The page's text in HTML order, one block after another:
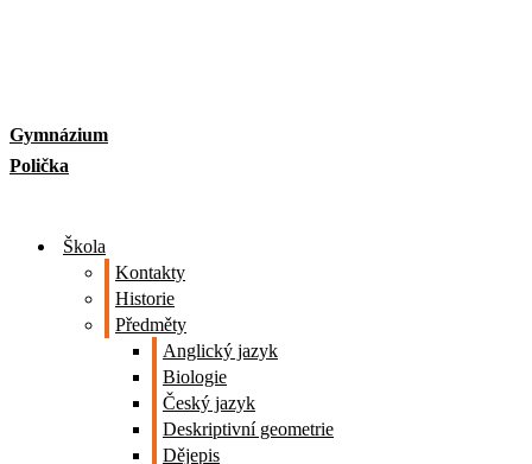
Gymnázium
Polička
Škola
Kontakty
Historie
Předměty
Anglický jazyk
Biologie
Český jazyk
Deskriptivní geometrie
Dějepis